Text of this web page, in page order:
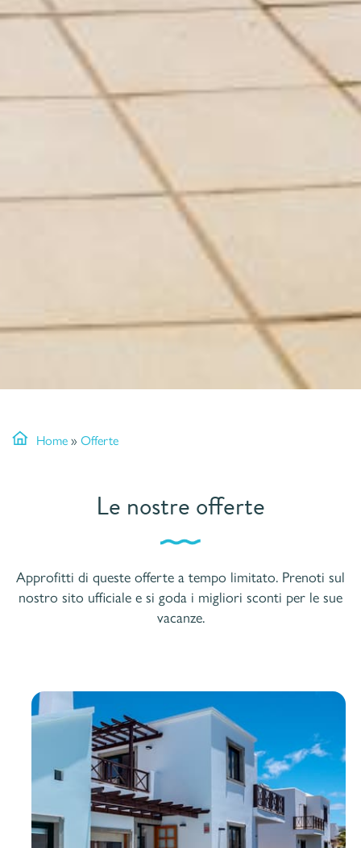
Home» Offerte
Le nostre offerte
Approfitti di queste offerte a tempo limitato. Prenoti sul
nostro sito ufficiale e si goda i migliori sconti per le sue
vacanze.